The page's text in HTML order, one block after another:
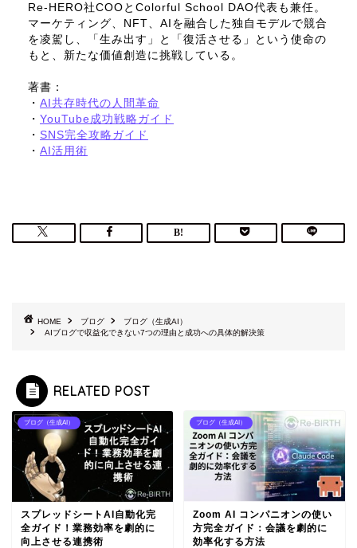
Re-HERO社COOとColorful School DAO代表も兼任。
マーケティング、NFT、AIを融合した独自モデルで競合
を凌駕し、「生み出す」と「復活させる」という使命の
もと、新たな価値創造に挑戦している。
著書：
・ AI共存時代の人間革命
・ YouTube成功戦略ガイド
・ SNS完全攻略ガイド
・ AI活用術
HOME ブログ
ブログ（生成AI）
AIブログで収益化できない7つの理由と成功への具体的解決策
RELATED POST
ブログ（生成AI）
スプレッドシートAI自動化完
全ガイド！業務効率を劇的に
向上させる連携術
ブログ（生成AI）
Zoom AI コンパニオンの使い
方完全ガイド：会議を劇的に
効率化する方法